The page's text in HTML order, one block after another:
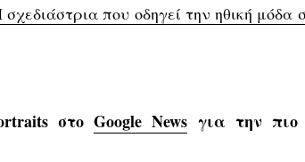
που οδηγεί την ηθική μόδα
στο Google News για την πιο